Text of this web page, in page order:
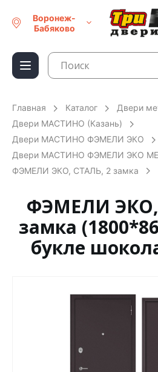
Воронеж-
Бабяково
Главная Каталог
Двери
Двери МАСТИНО (Казань)
Двери МАСТИНО ФЭМЕЛИ ЭКО
Двери МАСТИНО ФЭМЕЛИ ЭКО
ФЭМЕЛИ ЭКО, СТАЛЬ, 2 замка
ФЭМЕЛИ ЭКО,
замка
букле